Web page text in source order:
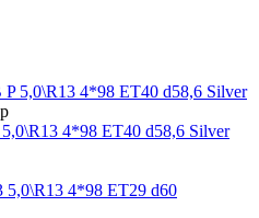
4*98 ET40 d58,6 Silver